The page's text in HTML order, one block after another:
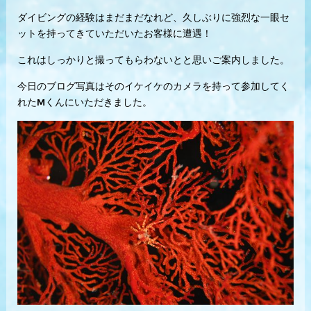
ダイビングの経験はまだまだなれど、久しぶりに強烈な一眼セ
ットを持ってきていただいたお客様に遭遇！
これはしっかりと撮ってもらわないとと思いご案内しました。
今日のブログ写真はそのイケイケのカメラを持って参加してく
れたMくんにいただきました。